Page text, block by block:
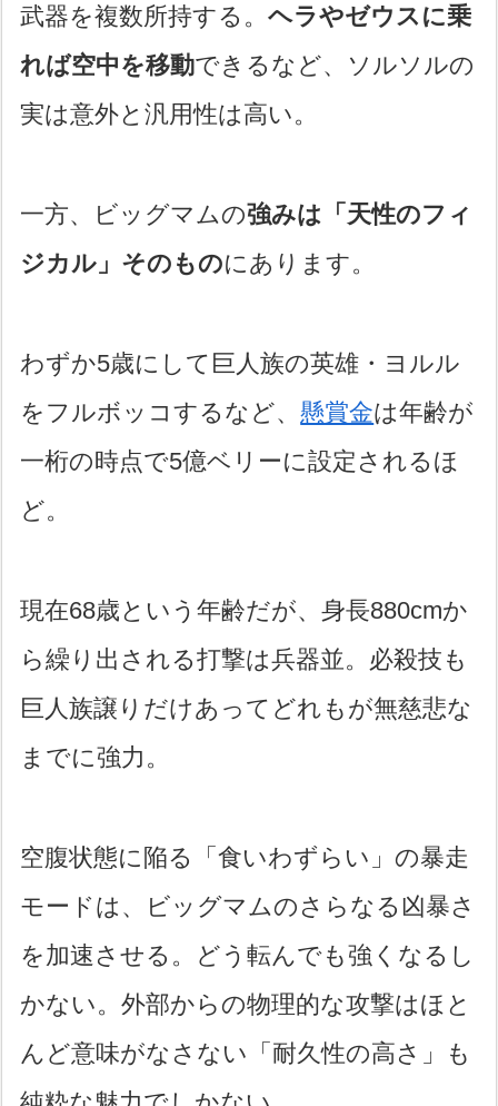
武器を複数所持する。ヘラやゼウスに乗
れば空中を移動できるなど、ソルソルの
実は意外と汎用性は高い。
一方、ビッグマムの強みは「天性のフィ
ジカル」そのものにあります。
わずか5歳にして巨人族の英雄・ヨルル
をフルボッコするなど、懸賞金は年齢が
一桁の時点で5億ベリーに設定されるほ
ど。
現在68歳という年齢だが、身長880cmか
ら繰り出される打撃は兵器並。必殺技も
巨人族譲りだけあってどれもが無慈悲な
までに強力。
空腹状態に陥る「食いわずらい」の暴走
モードは、ビッグマムのさらなる凶暴さ
を加速させる。どう転んでも強くなるし
かない。外部からの物理的な攻撃はほと
んど意味がなさない「耐久性の高さ」も